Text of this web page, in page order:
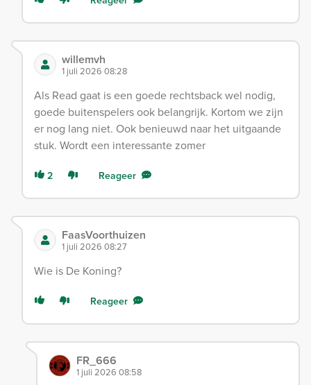
willemvh
1 juli 2026 08:28
Als Read gaat is een goede rechtsback wel nodig,
goede buitenspelers ook belangrijk. Kortom we zijn
er nog lang niet. Ook benieuwd naar het uitgaande
stuk. Wordt een interessante zomer
2 Reageer
FaasVoorthuizen
1 juli 2026 08:27
Wie is De Koning?
Reageer
FR_666
1 juli 2026 08:58